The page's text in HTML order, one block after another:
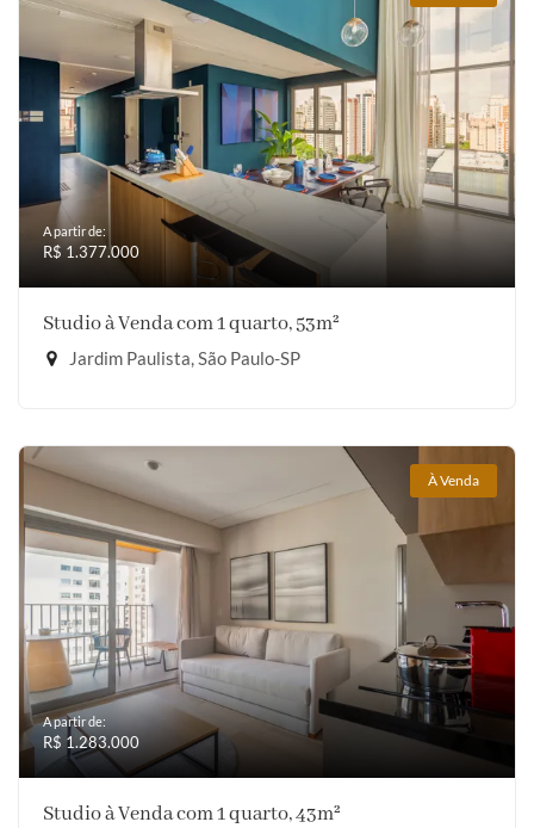
A partir de:
R$ 1.377.000
Studio à Venda com 1 quarto, 53m²
Jardim Paulista, São Paulo-SP
À Venda
A partir de:
R$ 1.283.000
Studio à Venda com 1 quarto, 43m²